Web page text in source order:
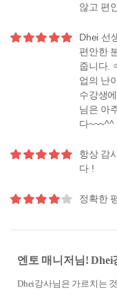
않고 편
Dhei 선
편안한
줍니다.
업의 난
수강생
님은 아
다~~~^^
항상 감
다 !
정확한
엔토 매니저님 ! Dhei
Dhei강사님은 가르치는